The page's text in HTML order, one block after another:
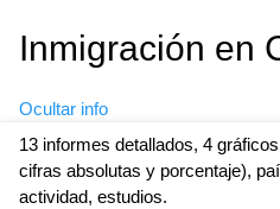
Inmigración en
Ocultar info
13 informes detallados, 4
cifras absolutas y porcentaje),
actividad, estudios.